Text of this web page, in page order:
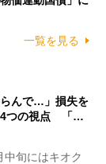
一覧を見る
らんで…」損失を
4つの視点 「…
旬にはキオク